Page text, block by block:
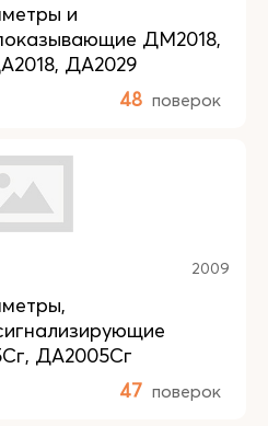
и
ДМ2018,
ДА2029
48 поверок
2009
ДА2005Сг
47 поверок